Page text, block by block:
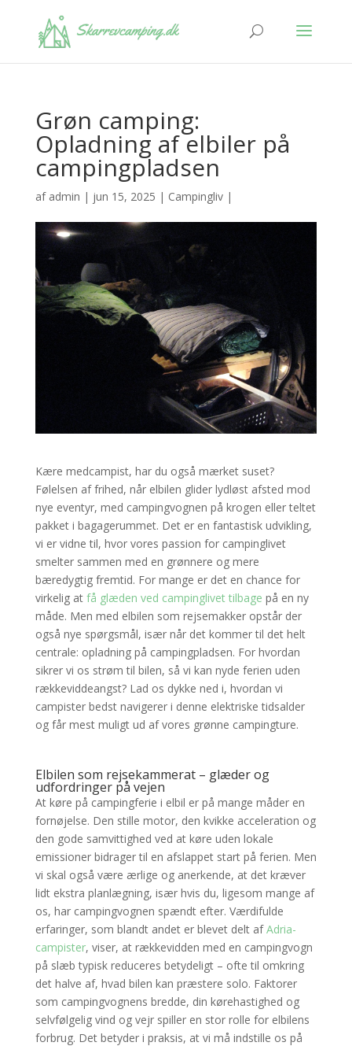
Grøn camping:
Opladning af elbiler på
campingpladsen
af admin | jun 15, 2025 | Campingliv|
Kære medcampist, har du også mærket suset?
Følelsen af frihed, når elbilen glider lydløst afsted mod
nye eventyr, med campingvognen på krogen eller teltet
pakket i bagagerummet. Det er en fantastisk udvikling,
vi er vidne til, hvor vores passion for campinglivet
smelter sammen med en grønnere og mere
bæredygtig fremtid. For mange er det en chance for
virkelig at få glæden ved campinglivet tilbage på en ny
måde. Men med elbilen som rejsemakker opstår der
også nye spørgsmål, især når det kommer til det helt
centrale: opladning på campingpladsen. For hvordan
sikrer vi os strøm til bilen, så vi kan nyde ferien uden
rækkeviddeangst? Lad os dykke ned i, hvordan vi
campister bedst navigerer i denne elektriske tidsalder
og får mest muligt ud af vores grønne campingture.
Elbilen som rejsekammerat – glæder og
udfordringer på vejen
At køre på campingferie i elbil er på mange måder en
fornøjelse. Den stille motor, den kvikke acceleration og
den gode samvittighed ved at køre uden lokale
emissioner bidrager til en afslappet start på ferien. Men
vi skal også være ærlige og anerkende, at det kræver
lidt ekstra planlægning, især hvis du, ligesom mange af
os, har campingvognen spændt efter. Værdifulde
erfaringer, som blandt andet er blevet delt afAdria-
campister, viser, at rækkevidden med en campingvogn
på slæb typisk reduceres betydeligt – ofte til omkring
det halve af, hvad bilen kan præstere solo. Faktorer
som campingvognens bredde, din kørehastighed og
selvfølgelig vind og vejr spiller en stor rolle for elbilens
forbrug. Det betyder i praksis, at vi må indstille os på